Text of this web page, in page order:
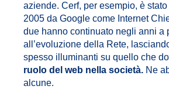
aziende. Cerf, per esempio, è stato
2005 da Google come Internet
due hanno continuato negli anni a
all’evoluzione della Rete,
spesso illuminanti su quello che
ruolo del web nella società. Ne
alcune.